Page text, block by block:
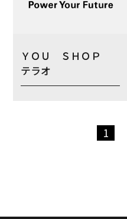
ＹＯＵ ＳＨＯＰ
テラオ
1